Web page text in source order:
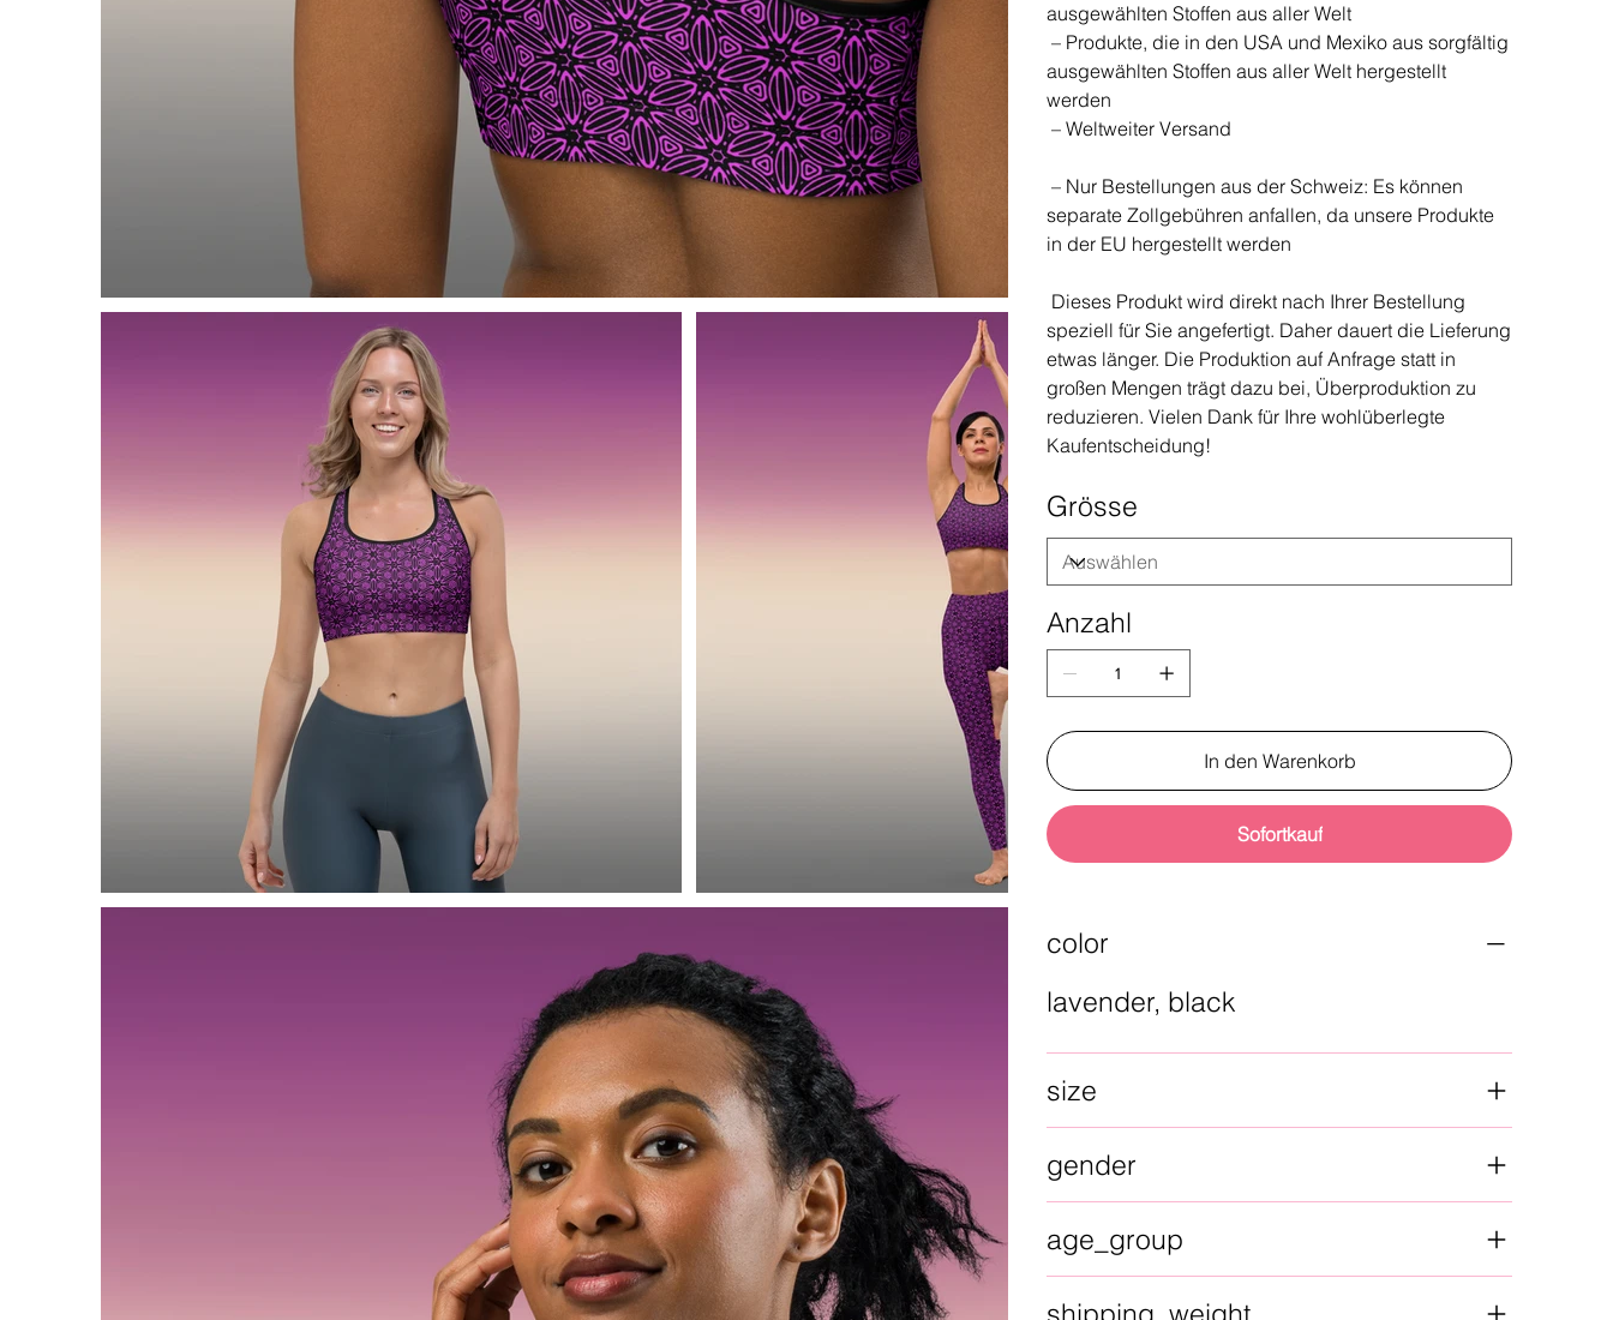
ausgewählten Stoffen aus aller Welt
– Produkte, die in den USA und Mexiko aus sorgfältig
ausgewählten Stoffen aus aller Welt hergestellt
werden
– Weltweiter Versand
– Nur Bestellungen aus der Schweiz: Es können
separate Zollgebühren anfallen, da unsere Produkte
in der EU hergestellt werden
Dieses Produkt wird direkt nach Ihrer Bestellung
speziell für Sie angefertigt. Daher dauert die Lieferung
etwas länger. Die Produktion auf Anfrage statt in
großen Mengen trägt dazu bei, Überproduktion zu
reduzieren. Vielen Dank für Ihre wohlüberlegte
Kaufentscheidung!
Grösse
Anzahl
In den Warenkorb
Sofortkauf
color
lavender, black
size
gender
age_group